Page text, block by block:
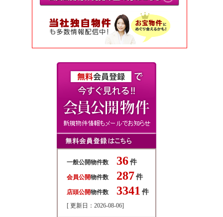
一般公開物件数 36 件
会員公開物件数 287 件
店頭公開物件数 3341 件
[ 更新日：2026-08-06]